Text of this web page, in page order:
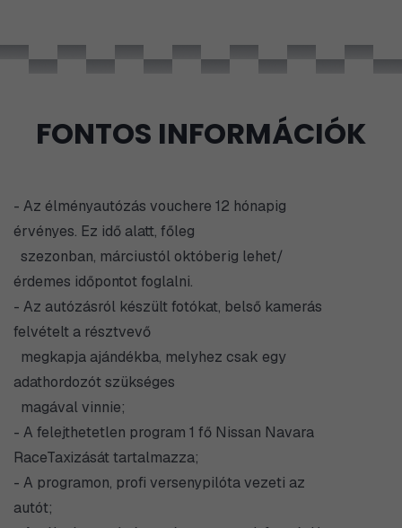
FONTOS INFORMÁCIÓK
- Az élményautózás vouchere 12 hónapig
érvényes. Ez idő alatt, főleg
szezonban, márciustól októberig lehet/
érdemes időpontot foglalni.
- Az autózásról készült fotókat, belső kamerás
felvételt a résztvevő
megkapja ajándékba, melyhez csak egy
adathordozót szükséges
magával vinnie;
- A felejthetetlen program 1 fő Nissan Navara
RaceTaxizását tartalmazza;
- A programon, profi versenypilóta vezeti az
autót;